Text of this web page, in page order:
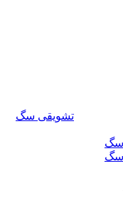
تشویقی سگ
سگ
سگ